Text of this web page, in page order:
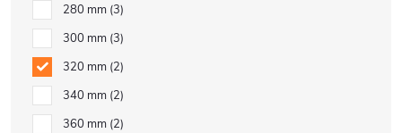
280 mm 3
300 mm 3
320 mm 2
340 mm 2
360 mm 2